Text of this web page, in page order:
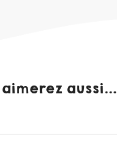
aimerez aussi...